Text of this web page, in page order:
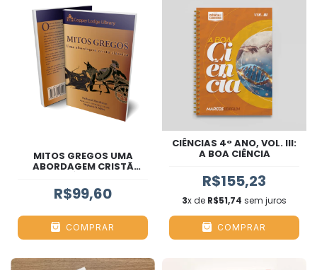
MITOS GREGOS UMA
ABORDAGEM CRISTÃ
R$99,60
COMPRAR
CIÊNCIAS 4° ANO, VOL. III:
A BOA CIÊNCIA
R$155,23
3x de R$51,74 sem juros
COMPRAR